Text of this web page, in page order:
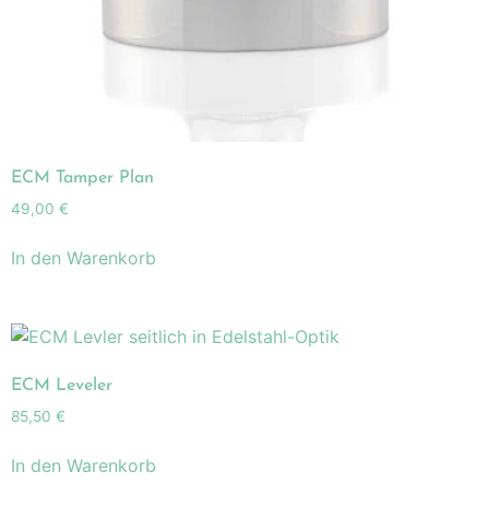
ECM Tamper Plan
49,00 €
In den Warenkorb
ECM Leveler
85,50 €
In den Warenkorb